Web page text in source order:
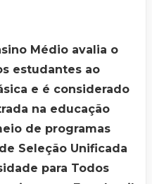
Médio avalia o
estudantes ao
e é considerado
na educação
de programas
Seleção Unificada
para Todos